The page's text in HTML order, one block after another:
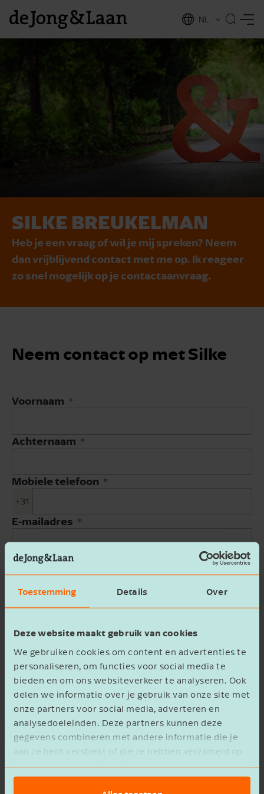
Toestemming Details Over
Deze website maakt gebruik van cookies
We gebruiken cookies om content en advertenties te
personaliseren, om functies voor social media te
bieden en om ons websiteverkeer te analyseren. Ook
delen we informatie over je gebruik van onze site met
onze partners voor social media, adverteren en
analysedoeleinden. Deze partners kunnen deze
gegevens combineren met andere informatie die je
aan ze hebt verstrekt of die ze hebben verzameld op
basis van het gebruik van hun services.
EN
NL
SILKE BREUKELMAN
Heb je een vraag of wil je mij spreken? Neem
dan vrijblijvend contact met me op. Ik reageer
zo snel mogelijk op je contactaanvraag.
Neem contact op met Silke
Voornaam
Achternaam
Mobiele telefoon
+31
E-mailadres
Bedrijfsnaam
Ik ga akkoord met hetprivacy statement
Verzenden